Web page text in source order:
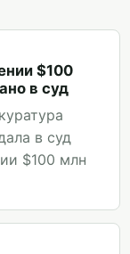
$100
в суд
в суд
$100 млн